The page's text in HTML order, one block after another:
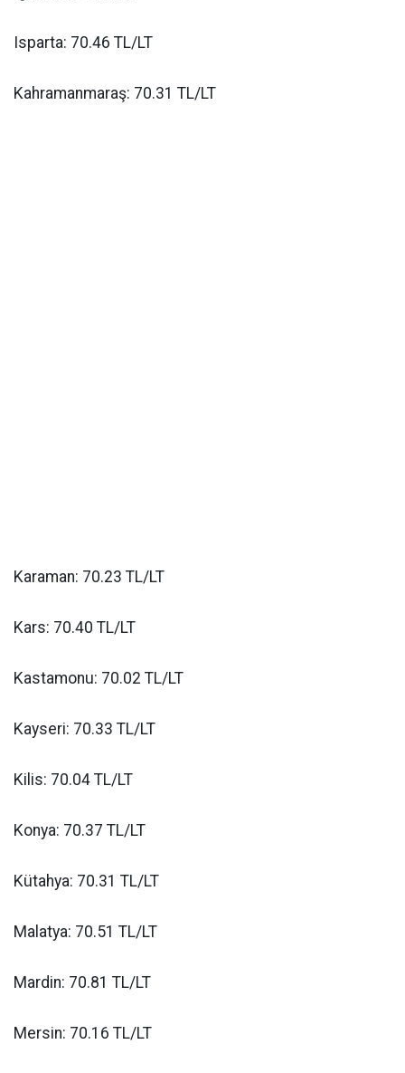
Isparta: 70.46 TL/LT
Kahramanmaraş: 70.31 TL/LT
Karaman: 70.23 TL/LT
Kars: 70.40 TL/LT
Kastamonu: 70.02 TL/LT
Kayseri: 70.33 TL/LT
Kilis: 70.04 TL/LT
Konya: 70.37 TL/LT
Kütahya: 70.31 TL/LT
Malatya: 70.51 TL/LT
Mardin: 70.81 TL/LT
Mersin: 70.16 TL/LT